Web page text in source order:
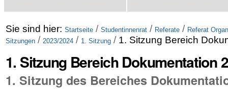
Sie sind hier: Startseite / Studentinnenrat / Referate / Referat
Sitzungen / 2023/2024 / 1. Sitzung / 1. Sitzung Bereich
1. Sitzung Bereich Dokumentation
1. Sitzung des Bereiches